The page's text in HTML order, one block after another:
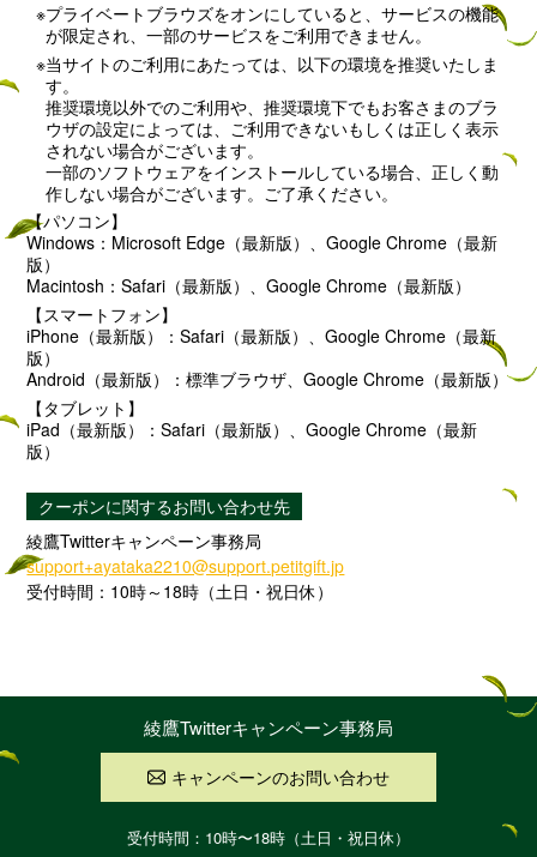
プライベートブラウズをオンにしていると、サービスの機能
が限定され、一部のサービスをご利用できません。
当サイトのご利用にあたっては、以下の環境を推奨いたしま
す。
推奨環境以外でのご利用や、推奨環境下でもお客さまのブラ
ウザの設定によっては、ご利用できないもしくは正しく表示
されない場合がございます。
一部のソフトウェアをインストールしている場合、正しく動
作しない場合がございます。ご了承ください。
【パソコン】
Windows：Microsoft Edge（最新版）、Google Chrome（最新
版）
Macintosh：Safari（最新版）、Google Chrome（最新版）
【スマートフォン】
iPhone（最新版）：Safari（最新版）、Google Chrome（最新
版）
Android（最新版）：標準ブラウザ、Google Chrome（最新版）
【タブレット】
iPad（最新版）：Safari（最新版）、Google Chrome（最新
版）
クーポンに関するお問い合わせ先
綾鷹Twitterキャンペーン事務局
support+ayataka2210@support.petitgift.jp
受付時間：10時～18時（土日・祝日休）
綾鷹Twitterキャンペーン事務局
キャンペーンのお問い合わせ
受付時間：10時〜18時（土日・祝日休）